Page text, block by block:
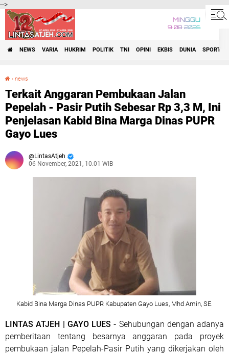
-->
MINGGU
9•08•2026
NEWS VARIA HUKRIM POLITIK TNI OPINI EKBIS DUNIA SPORT
› news
Terkait Anggaran Pembukaan Jalan
Pepelah - Pasir Putih Sebesar Rp 3,3 M, Ini
Penjelasan Kabid Bina Marga Dinas PUPR
Gayo Lues
LintasAtjeh
06 November, 2021, 10.01 WIB
Kabid Bina Marga Dinas PUPR Kabupaten Gayo Lues, Mhd Amin, SE.
LINTAS ATJEH | GAYO LUES - Sehubungan dengan adanya
pemberitaan tentang besarnya anggaran pada proyek
pembukaan jalan Pepelah-Pasir Putih yang dikerjakan oleh